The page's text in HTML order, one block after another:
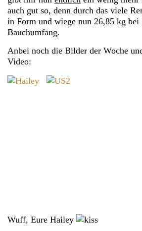
auch gut so, denn durch das viele
in Form und wiege nun 26,85 kg bei
Bauchumfang.
Anbei noch die Bilder der Woche
Video:
Wuff, Eure Hailey